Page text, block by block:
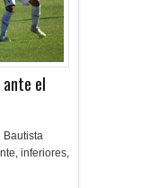
ante el
Bautista
, inferiores,